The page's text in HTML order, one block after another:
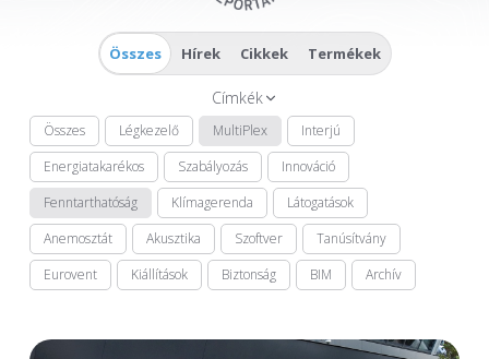
Összes Hírek Cikkek Termékek
Címkék
Összes Légkezelő MultiPlex
Interjú
Energiatakarékos
Szabályozás
Innováció
Fenntarthatóság
Klímagerenda
Látogatások
Anemosztát
Akusztika Szoftver
Tanúsítvány
Eurovent
Kiállítások Biztonság BIM Archív